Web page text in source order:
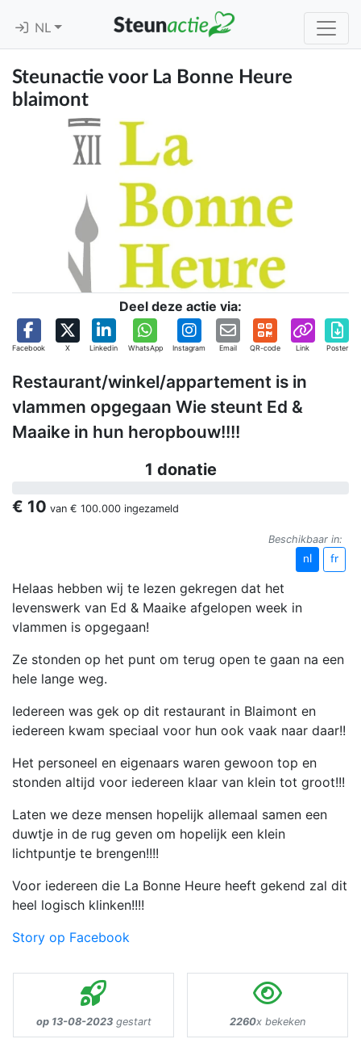
NL
Steunactie voor La Bonne Heure
blaimont
Deel deze actie via:
Facebook X Linkedin WhatsApp Instagram Email QR-code Link Poster
Restaurant/winkel/appartement is in
vlammen opgegaan Wie steunt Ed &
Maaike in hun heropbouw!!!!
1 donatie
€ 10 van € 100.000 ingezameld
Beschikbaar in:
nl fr
Helaas hebben wij te lezen gekregen dat het
levenswerk van Ed & Maaike afgelopen week in
vlammen is opgegaan!
Ze stonden op het punt om terug open te gaan na een
hele lange weg.
Iedereen was gek op dit restaurant in Blaimont en
iedereen kwam speciaal voor hun ook vaak naar daar!!
Het personeel en eigenaars waren gewoon top en
stonden altijd voor iedereen klaar van klein tot groot!!!
Laten we deze mensen hopelijk allemaal samen een
duwtje in de rug geven om hopelijk een klein
lichtpuntje te brengen!!!!
Voor iedereen die La Bonne Heure heeft gekend zal dit
heel logisch klinken!!!!
Story op Facebook
op 13-08-2023gestart 2260x bekeken